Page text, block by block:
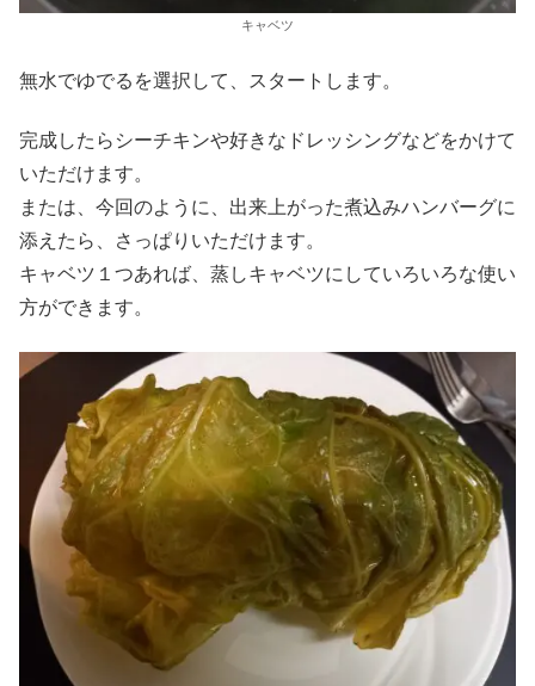
キャベツ
無水でゆでるを選択して、スタートします。
完成したらシーチキンや好きなドレッシングなどをかけて
いただけます。
または、今回のように、出来上がった煮込みハンバーグに
添えたら、さっぱりいただけます。
キャベツ１つあれば、蒸しキャベツにしていろいろな使い
方ができます。